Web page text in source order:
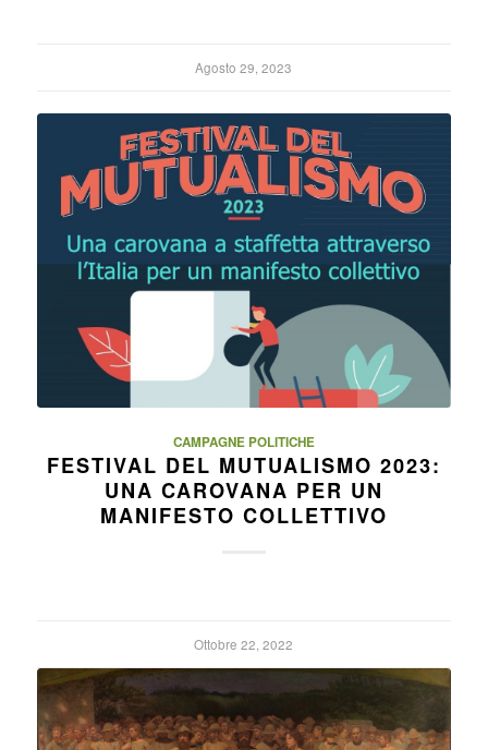
Agosto 29, 2023
CAMPAGNE POLITICHE
FESTIVAL DEL MUTUALISMO 2023:
UNA CAROVANA PER UN
MANIFESTO COLLETTIVO
Ottobre 22, 2022